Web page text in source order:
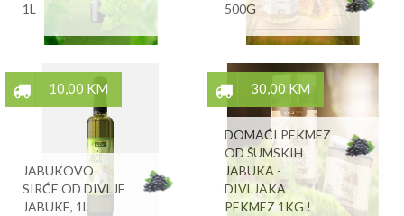
1L
500G
10,00 KM
JABUKOVO
SIRĆE OD DIVLJE
JABUKE, 1L
30,00 KM
DOMAĆI PEKMEZ
OD ŠUMSKIH
JABUKA -
DIVLJAKA
PEKMEZ 1KG !